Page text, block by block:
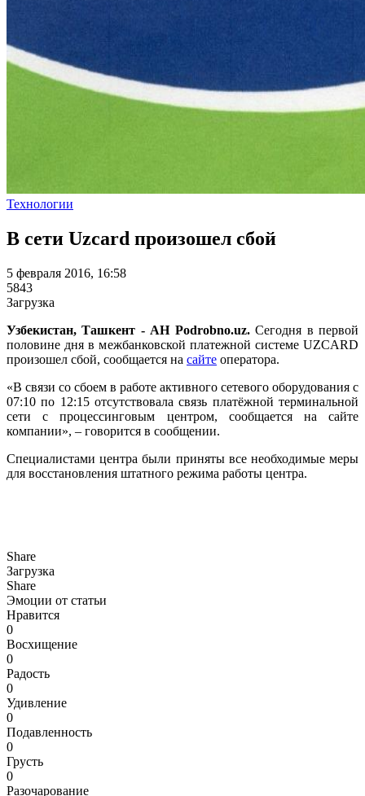
Технологии
В сети Uzcard произошел сбой
5 февраля 2016, 16:58
5843
Загрузка
Узбекистан, Ташкент - АН Podrobno.uz.Сегодня в первой
половине дня в межбанковской платежной системе UZCARD
произошел сбой, сообщается на сайте оператора.
«В связи со сбоем в работе активного сетевого оборудования с
07:10 по 12:15 отсутствовала связь платёжной терминальной
сети с процессинговым центром, сообщается на сайте
компании», – говорится в сообщении.
Специалистами центра были приняты все необходимые меры
для восстановления штатного режима работы центра.
Share
Загрузка
Share
Эмоции от статьи
Нравится
0
Восхищение
0
Радость
0
Удивление
0
Подавленность
0
Грусть
0
Разочарование